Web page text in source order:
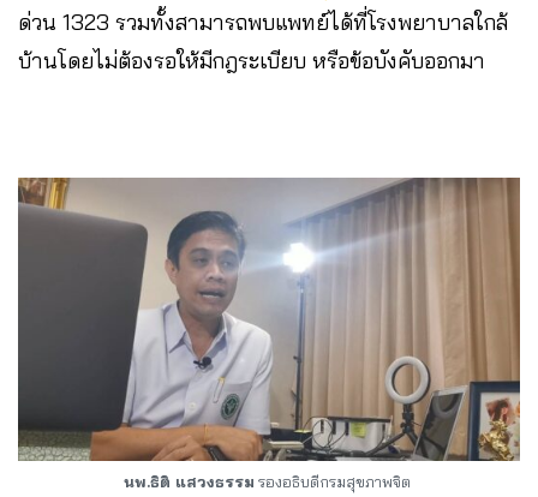
ด่วน 1323 รวมทั้งสามารถพบแพทย์ได้ที่โรงพยาบาลใกล้
บ้านโดยไม่ต้องรอให้มีกฎระเบียบ หรือข้อบังคับออกมา
นพ.ธิติ แสวงธรรม รองอธิบดีกรมสุขภาพจิต​